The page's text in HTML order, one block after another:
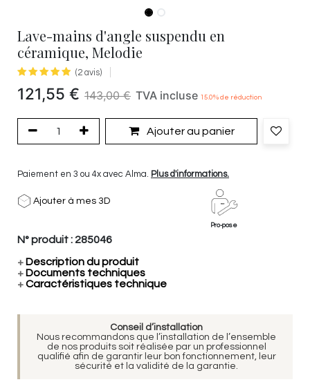
Lave-mains d'angle suspendu en
céramique, Melodie
(2 avis)
121,55 € 143,00€ TVA incluse 15.0% de réduction
Ajouter au panier
Paiement en 3 ou 4x avec Alma. Plus d'informations.
Ajouter à mes 3D
Pro-pose
N° produit : 285046
+ Description du produit
+ Documents techniques
+Caractéristiques technique
Conseil d’installation
Nous recommandons que l’installation de l’ensemble
de nos produits soit réalisée par un professionnel
qualifié afin de garantir leur bon fonctionnement, leur
sécurité et la validité de la garantie.